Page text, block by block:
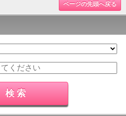
ページの先頭へ戻る